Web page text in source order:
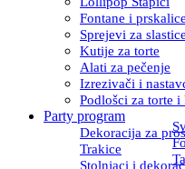
Fontane i prskalice
Sprejevi za slastice
Kutije za torte
Alati za pečenje
Izrezivači i
Podlošci za torte i
Party program
Dekoracija za
Trakice
Stolnjaci i